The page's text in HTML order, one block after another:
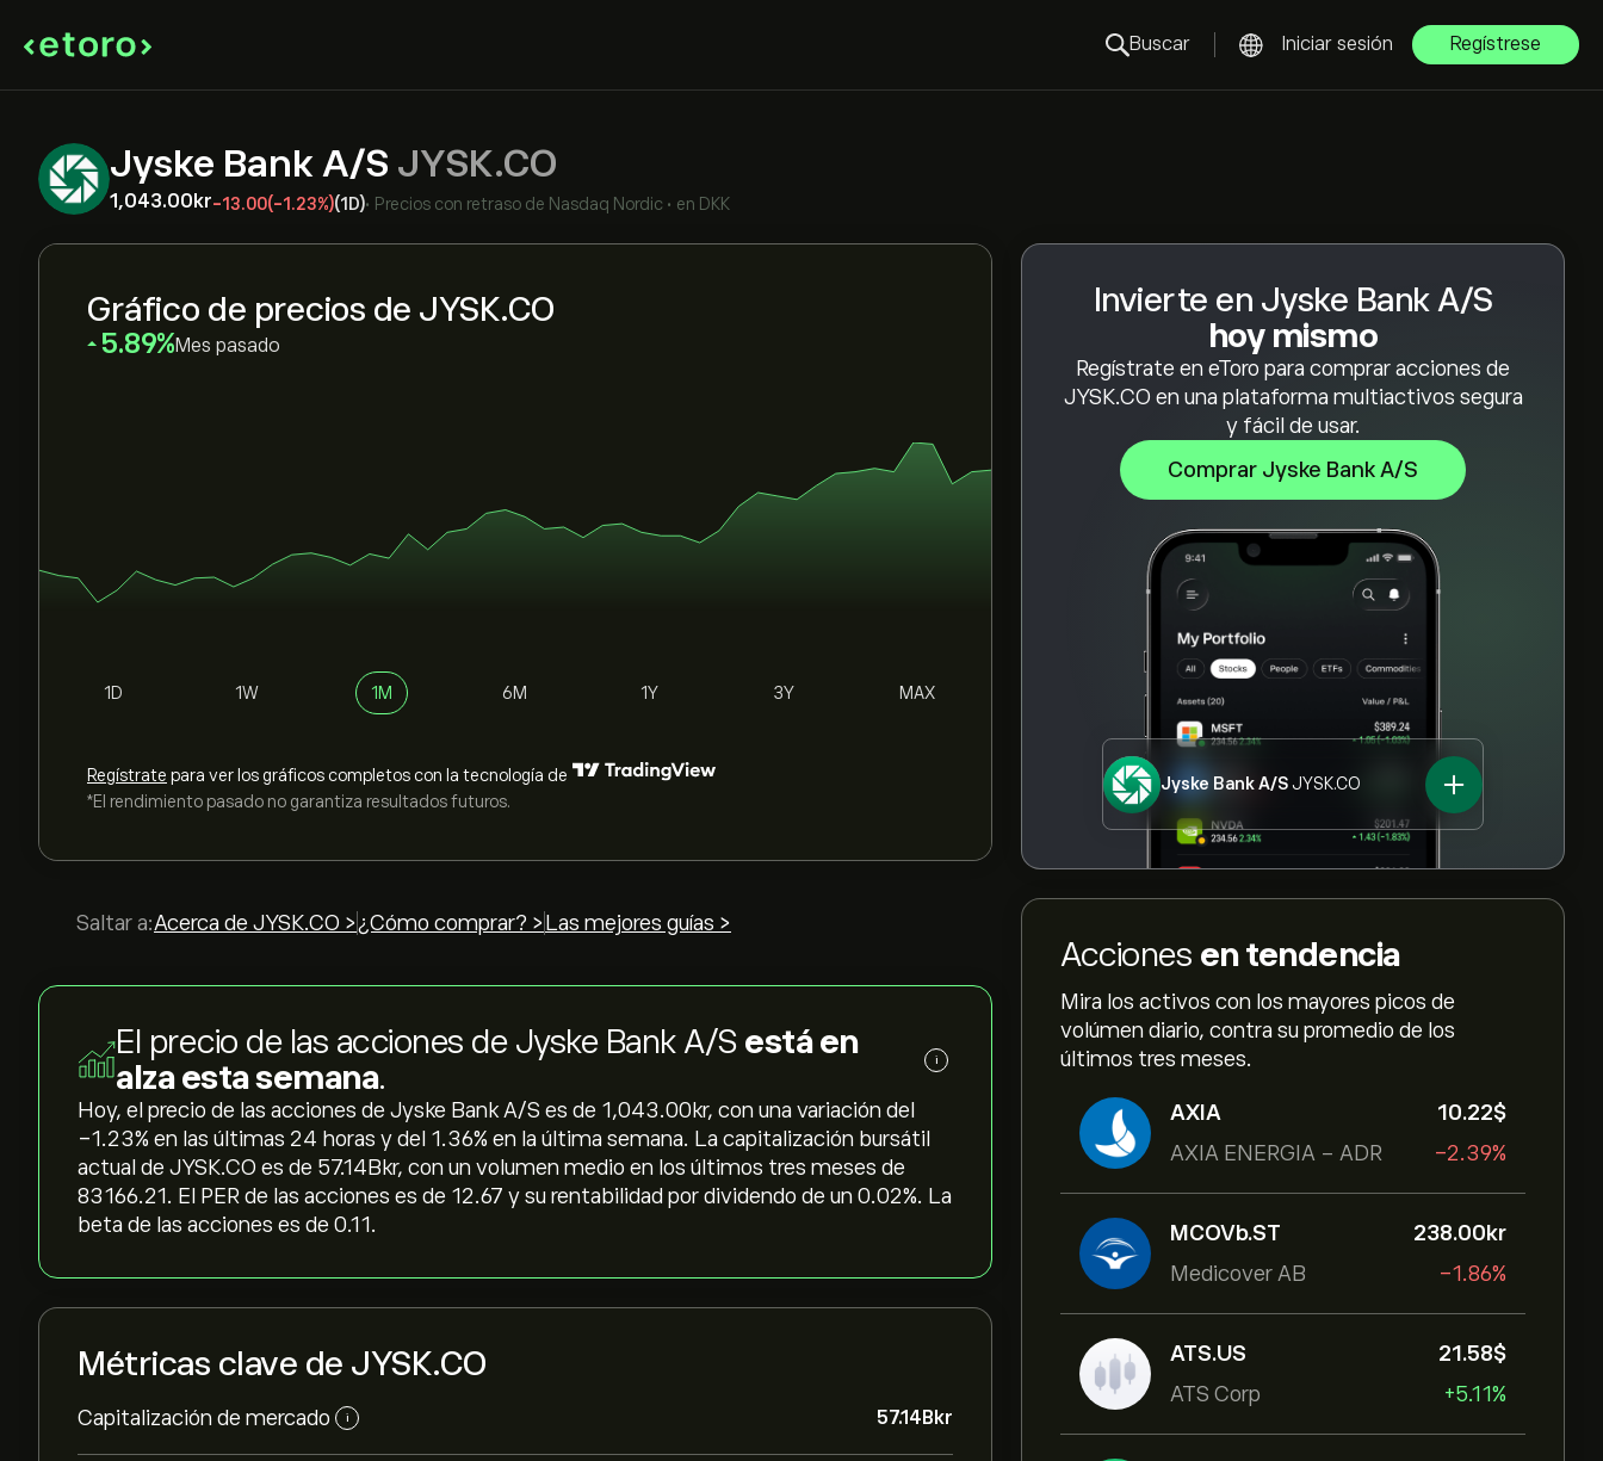
Buscar Iniciar sesión Regístrese
Jyske Bank A/S JYSK.CO
1,043.00‎kr‎-13.00(-1.23%)(1D)• Precios con retraso de Nasdaq Nordic • en DKK
Invierte en Jyske Bank A/S
hoy mismo
Regístrate en eToro para comprar acciones de
JYSK.CO en una plataforma multiactivos segura
y fácil de usar.
Comprar Jyske Bank A/S
Jyske Bank A/SJYSK.CO
Acciones en tendencia
Mira los activos con los mayores picos de
volúmen diario, contra su promedio de los
últimos tres meses.
AXIA
AXIA ENERGIA - ADR
10.22‎$‎
-2.39%
MCOVb.ST
Medicover AB
238.00‎kr‎
-1.86%
ATS.US
ATS Corp
21.58‎$‎
+5.11%
Gráfico de precios de JYSK.CO
‎5.89‎ Mes pasado
1D 1W 1M 6M 1Y 3Y MAX
Regístrate para ver los gráficos completos con la tecnología de
*El rendimiento pasado no garantiza resultados futuros.
Saltar a:Acerca de JYSK.CO >¿Cómo comprar? > Las mejores guías >
El precio de las acciones de Jyske Bank A/S está en
alza esta semana. i
Hoy, el precio de las acciones de Jyske Bank A/S es de 1,043.00‎kr‎, con una variación del
‎-1.23‎% en las últimas 24 horas y del ‎1.36‎% en la última semana. La capitalización bursátil
actual de JYSK.CO es de 57.14B‎kr‎, con un volumen medio en los últimos tres meses de
83166.21. El PER de las acciones es de 12.67 y su rentabilidad por dividendo de un 0.02%. La
beta de las acciones es de 0.11.
Métricas clave de JYSK.CO
Capitalización de mercado i 57.14B‎kr‎